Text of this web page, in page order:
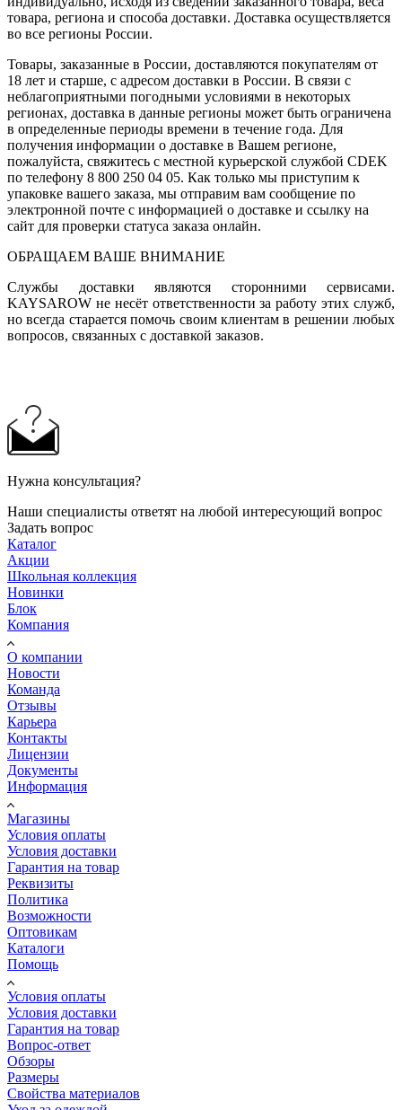
товара, региона и способа доставки. Доставка осуществляется
во все регионы России.
Товары, заказанные в России, доставляются покупателям от
18 лет и старше, с адресом доставки в России. В связи с
неблагоприятными погодными условиями в некоторых
регионах, доставка в данные регионы может быть ограничена
в определенные периоды времени в течение года. Для
получения информации о доставке в Вашем регионе,
пожалуйста, свяжитесь с местной курьерской службой CDEK
по телефону 8 800 250 04 05. Как только мы приступим к
упаковке вашего заказа, мы отправим вам сообщение по
электронной почте с информацией о доставке и ссылку на
сайт для проверки статуса заказа онлайн.
ОБРАЩАЕМ ВАШЕ ВНИМАНИЕ
Службы доставки являются сторонними сервисами.
KAYSAROW не несёт ответственности за работу этих служб,
но всегда старается помочь своим клиентам в решении любых
вопросов, связанных с доставкой заказов.
Нужна консультация?
Наши специалисты ответят на любой интересующий вопрос
Задать вопрос
Каталог
Акции
Школьная коллекция
Новинки
Блок
Компания
О компании
Новости
Команда
Отзывы
Карьера
Контакты
Лицензии
Документы
Информация
Магазины
Условия оплаты
Условия доставки
Гарантия на товар
Реквизиты
Политика
Возможности
Оптовикам
Каталоги
Помощь
Условия оплаты
Условия доставки
Гарантия на товар
Вопрос-ответ
Обзоры
Размеры
Свойства материалов